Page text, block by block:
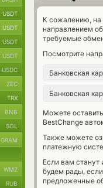
К сожалению, на
направлением
требуемые
Посмотрите
Банковская
Банковская
Можете
BestChange
Также можете
платежную
Если вам
будем рады,
предложенные
USDT
USDT
USDT
USDT
USDC
ZEC
TRX
BNB
SOL
GRAM
WMZ
RUB